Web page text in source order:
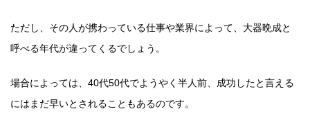
ただし、その人が携わっている仕事や業界によって、大器晩成と
呼べる年代が違ってくるでしょう。
場合によっては、40代50代でようやく半人前、成功したと言える
にはまだ早いとされることもあるのです。